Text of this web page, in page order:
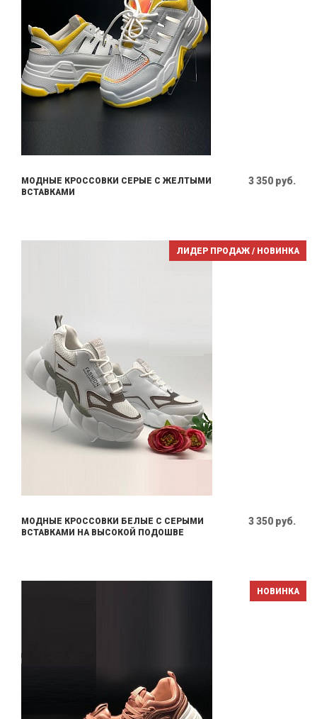
МОДНЫЕ КРОССОВКИ СЕРЫЕ С ЖЕЛТЫМИ
ВСТАВКАМИ
3 350 руб.
ЛИДЕР ПРОДАЖ / НОВИНКА
МОДНЫЕ КРОССОВКИ БЕЛЫЕ С СЕРЫМИ
ВСТАВКАМИ НА ВЫСОКОЙ ПОДОШВЕ
3 350 руб.
НОВИНКА